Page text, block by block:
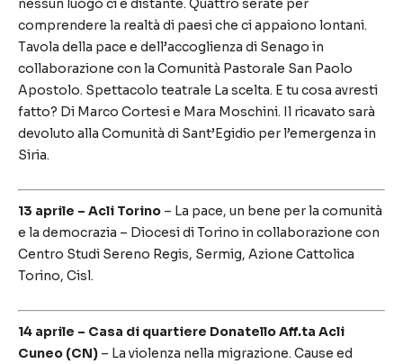
nessun luogo ci è distante. Quattro serate per
comprendere la realtà di paesi che ci appaiono lontani.
Tavola della pace e dell’accoglienza di Senago in
collaborazione con la Comunità Pastorale San Paolo
Apostolo. Spettacolo teatrale La scelta. E tu cosa avresti
fatto? Di Marco Cortesi e Mara Moschini. Il ricavato sarà
devoluto alla Comunità di Sant’Egidio per l’emergenza in
Siria.
13 aprile – Acli Torino – La pace, un bene per la comunità
e la democrazia – Diocesi di Torino in collaborazione con
Centro Studi Sereno Regis, Sermig, Azione Cattolica
Torino, Cisl.
14 aprile – Casa di quartiere Donatello Aff.ta Acli
Cuneo (CN) – La violenza nella migrazione. Cause ed